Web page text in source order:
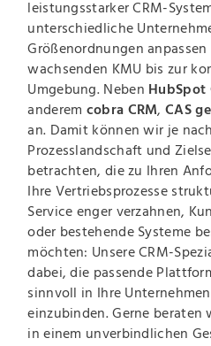
leistungsstarker CRM-
unterschiedliche
Größenordnungen anpassen
wachsenden KMU bis zur
Umgebung. Neben HubSpot
anderem cobra CRM,CAS
an. Damit können wir je
Prozesslandschaft und
betrachten, die zu Ihren
Ihre Vertriebsprozesse
Service enger verzahnen,
oder bestehende Systeme
möchten: Unsere CRM-
dabei, die passende
sinnvoll in Ihre
einzubinden. Gerne beraten
in einem unverbindlichen